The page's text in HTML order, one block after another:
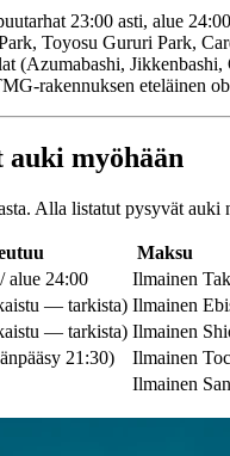
23:00 asti, alue 24:00
Toyosu Gururi Park,
(Azumabashi, Jikkenbashi,
rakennuksen eteläinen
myöhään
Alla listatut pysyvät
Maksu
alue 24:00 Ilmainen
— tarkista) Ilmainen
— tarkista) Ilmainen
21:30) Ilmainen
Ilmainen